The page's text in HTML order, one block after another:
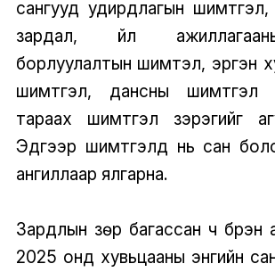
сангууд удирдлагын шимтгэл,
зардал, үйл
борлуулалтын шимтэл, эргэн
шимтгэл, дансны шимтгэл
тараах шимтгэл зэрэгийг
Эдгээр шимтгэлүүд нь сан
ангиллаар ялгарна.
Зардлын зөрүү багассан ч бүрэн
2025 онд хувьцааны энгийн